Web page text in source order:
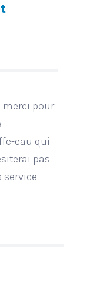
merci pour
eau qui
pas
service